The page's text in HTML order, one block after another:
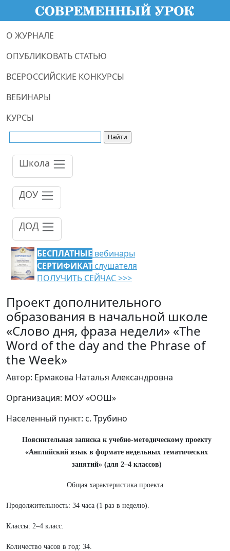
О ЖУРНАЛЕ
ОПУБЛИКОВАТЬ СТАТЬЮ
ВСЕРОССИЙСКИЕ КОНКУРСЫ
ВЕБИНАРЫ
КУРСЫ
Школа
ДОУ
ДОД
БЕСПЛАТНЫЕ вебинары
СЕРТИФИКАТ слушателя
ПОЛУЧИТЬ СЕЙЧАС >>>
Проект дополнительного
образования в начальной школе
«Слово дня, фраза недели» «The
Word of the day and the Phrase of
the Week»
Автор: Ермакова Наталья Александровна
Организация: МОУ «ООШ»
Населенный пункт: с. Трубино
Пояснительная записка к учебно‑методическому проекту
«Английский язык в формате недельных тематических
занятий» (для 2–4 классов)
Общая характеристика проекта
Продолжительность: 34 часа (1 раз в неделю).
Классы: 2–4 класс.
Количество часов в год: 34.